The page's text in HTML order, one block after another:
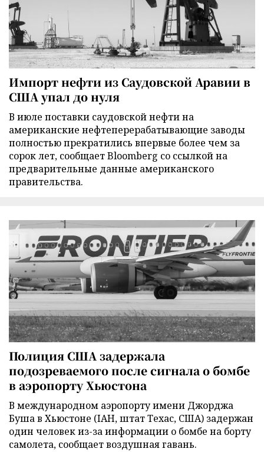
Импорт нефти из Саудовской Аравии в
США упал до нуля
В июле поставки саудовской нефти на
американские нефтеперерабатывающие заводы
полностью прекратились впервые более чем за
сорок лет, сообщает Bloomberg со ссылкой на
предварительные данные американского
правительства.
Полиция США задержала
подозреваемого после сигнала о бомбе
в аэропорту Хьюстона
В международном аэропорту имени Джорджа
Буша в Хьюстоне (IAH, штат Техас, США) задержан
один человек из-за информации о бомбе на борту
самолета, сообщает воздушная гавань.